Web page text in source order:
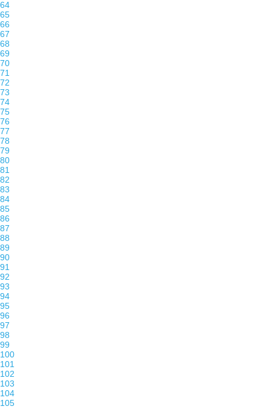
64
65
66
67
68
69
70
71
72
73
74
75
76
77
78
79
80
81
82
83
84
85
86
87
88
89
90
91
92
93
94
95
96
97
98
99
100
101
102
103
104
105